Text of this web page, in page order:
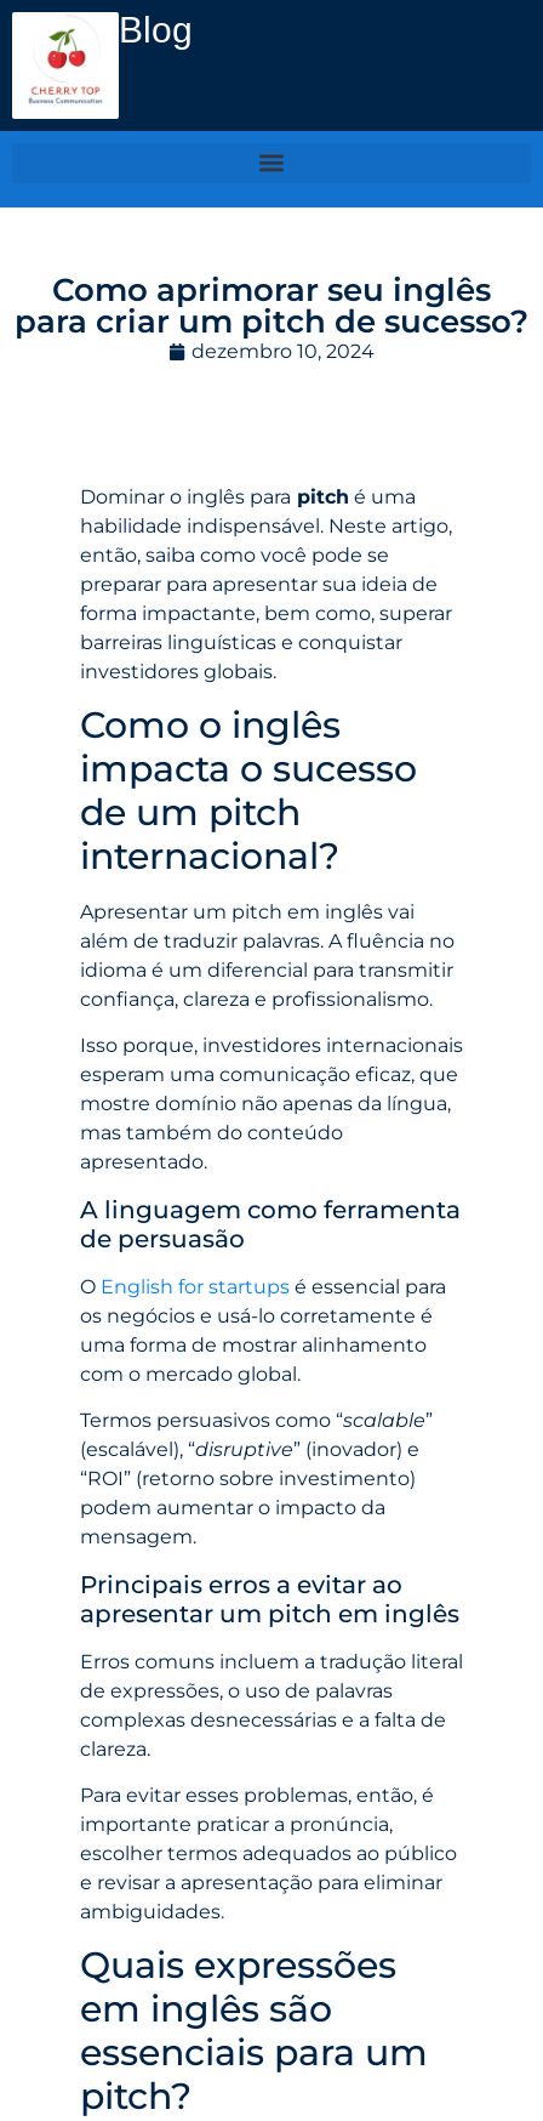
Blog
Como aprimorar seu inglês
para criar um pitch de sucesso?
dezembro 10, 2024
Dominar o inglês para pitch é uma
habilidade indispensável. Neste artigo,
então, saiba como você pode se
preparar para apresentar sua ideia de
forma impactante, bem como, superar
barreiras linguísticas e conquistar
investidores globais.
Como o inglês
impacta o sucesso
de um pitch
internacional?
Apresentar um pitch em inglês vai
além de traduzir palavras. A fluência no
idioma é um diferencial para transmitir
confiança, clareza e profissionalismo.
Isso porque, investidores internacionais
esperam uma comunicação eficaz, que
mostre domínio não apenas da língua,
mas também do conteúdo
apresentado.
A linguagem como ferramenta
de persuasão
O English for startups é essencial para
os negócios e usá-lo corretamente é
uma forma de mostrar alinhamento
com o mercado global.
Termos persuasivos como “scalable”
(escalável), “disruptive” (inovador) e
“ROI” (retorno sobre investimento)
podem aumentar o impacto da
mensagem.
Principais erros a evitar ao
apresentar um pitch em inglês
Erros comuns incluem a tradução literal
de expressões, o uso de palavras
complexas desnecessárias e a falta de
clareza.
Para evitar esses problemas, então, é
importante praticar a pronúncia,
escolher termos adequados ao público
e revisar a apresentação para eliminar
ambiguidades.
Quais expressões
em inglês são
essenciais para um
pitch?